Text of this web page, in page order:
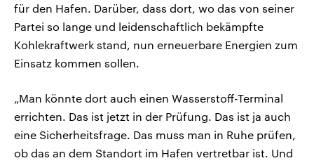
für den Hafen. Darüber, dass dort, wo das von seiner
Partei so lange und leidenschaftlich bekämpfte
Kohlekraftwerk stand, nun erneuerbare Energien zum
Einsatz kommen sollen.
„Man könnte dort auch einen Wasserstoff-Terminal
errichten. Das ist jetzt in der Prüfung. Das ist ja auch
eine Sicherheitsfrage. Das muss man in Ruhe prüfen,
ob das an dem Standort im Hafen vertretbar ist. Und